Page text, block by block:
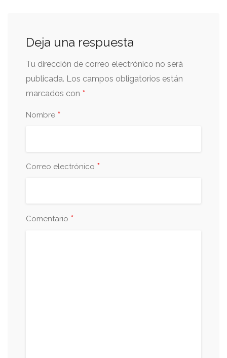
Deja una respuesta
Tu dirección de correo electrónico no será
publicada. Los campos obligatorios están
marcados con *
Nombre *
Correo electrónico *
Comentario *